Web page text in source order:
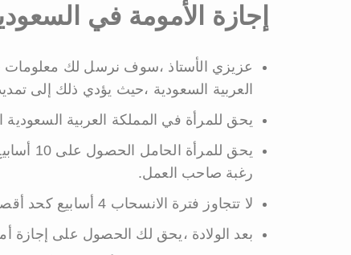
إجازة الأمومة في
عزيزي الأستاذ ،سوف نرسل لك معلومات
العربية السعودية ،حيث يؤدي ذلك إلى تمديد
يحق للمرأة في المملكة العربية السعودية
يحق
رغبة صاحب العمل.
لا تتجاوز فترة الانسحاب 4 أسابيع كحد أقصى قبل فترة التسليم.
بعد الولادة ،يحق لك الحصول على إجازة أمومة